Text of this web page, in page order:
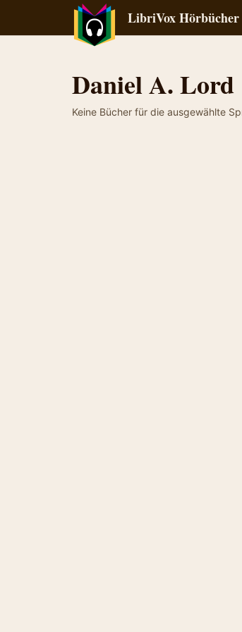
LibriVox Hörbücher
Daniel A. Lord
Keine Bücher für die ausgewählte